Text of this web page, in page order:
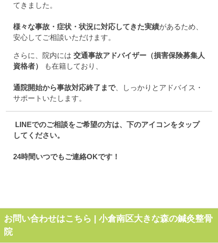
てきました。
様々な事故・症状・状況に対応してきた実績があるため、
安心してご相談いただけます。
さらに、院内には 交通事故アドバイザー（損害保険募集人
資格者）
も在籍しており、
通院開始から事故対応終了まで、しっかりとアドバイス・
サポートいたします。
LINEでのご相談をご希望の方は、下のアイコンをタップ
してください。
24時間いつでもご連絡OKです！
お問い合わせはこちら | 小倉南区大きな森の鍼灸整骨
院